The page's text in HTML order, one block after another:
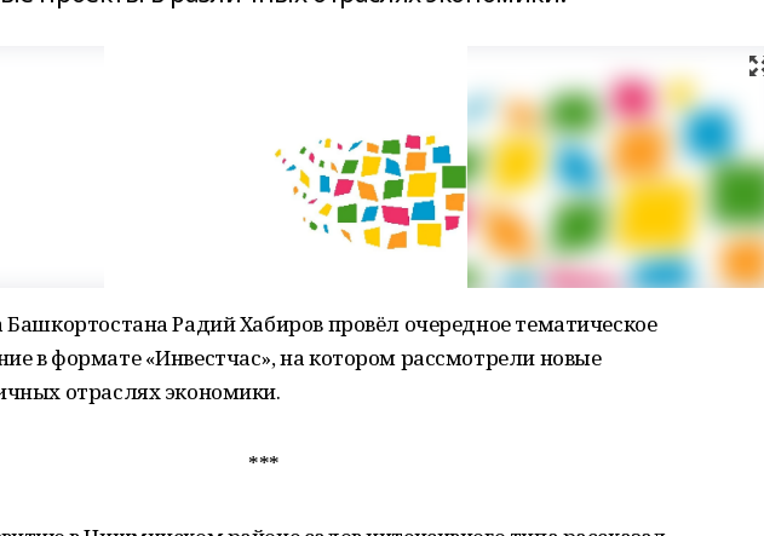
Башкортостана Радий Хабиров провёл очередное тематическое
в формате «Инвестчас», на котором рассмотрели новые
отраслях экономики.
***